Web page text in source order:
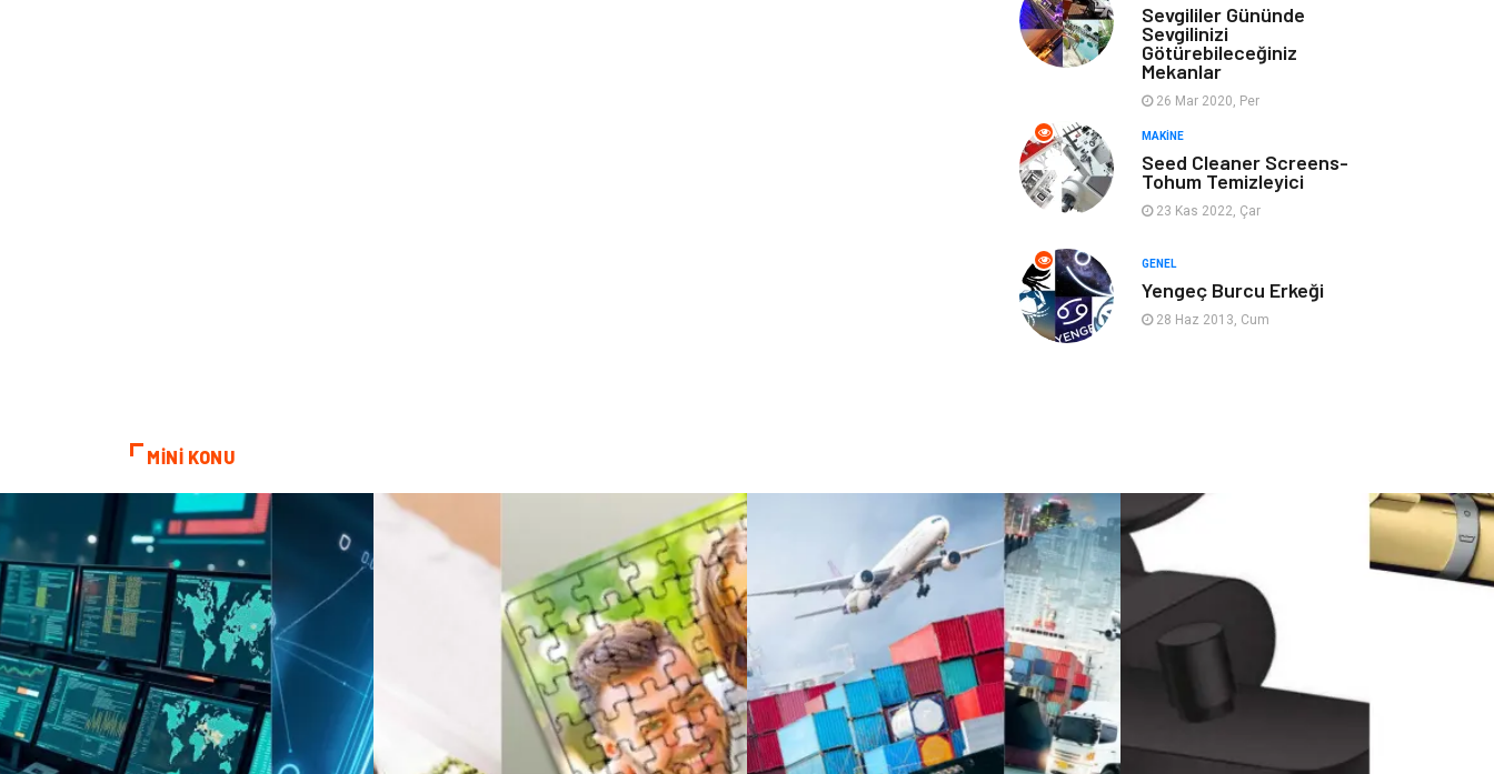
Gençlik & Eğlence Aksesuar
Spor
Evlilik Rehberi
Astroloji
Kaçırmayın
sağlıklı beslenme Spor Malzemeleri
Bebek Giyim
Yazı Tahtaları
Sevgililer Gününde
Sevgilinizi
Götürebileceğiniz
Mekanlar
26 Mar 2020, Per
MAKINE
Seed Cleaner Screens-
Tohum Temizleyici
23 Kas 2022, Çar
GENEL
Yengeç Burcu Erkeği
28 Haz 2013, Cum
MİNİ KONU